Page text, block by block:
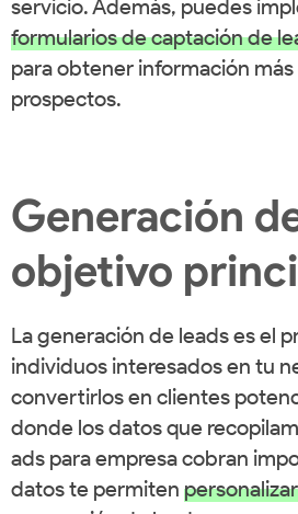
servicio. Además, puedes
formularios de captación de
para obtener información
prospectos.
Generación
objetivo
La generación de leads es el
individuos interesados en tu
convertirlos en clientes
donde los datos que
ads para empresa cobran
datos te permiten